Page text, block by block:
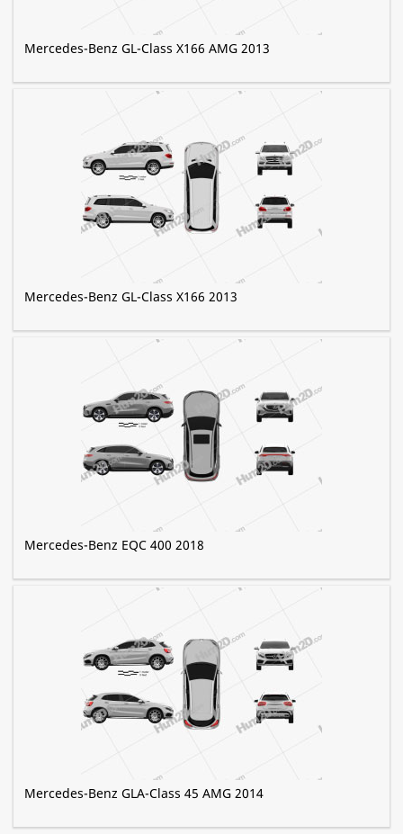
Mercedes-Benz GL-Class X166 AMG 2013
Mercedes-Benz GL-Class X166 2013
Mercedes-Benz EQC 400 2018
Mercedes-Benz GLA-Class 45 AMG 2014